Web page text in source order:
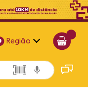
Região
Alagoas
Bahia